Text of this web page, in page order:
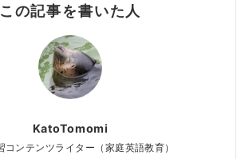
この記事を書いた人
KatoTomomi
コンテンツライター（家庭英語教育）